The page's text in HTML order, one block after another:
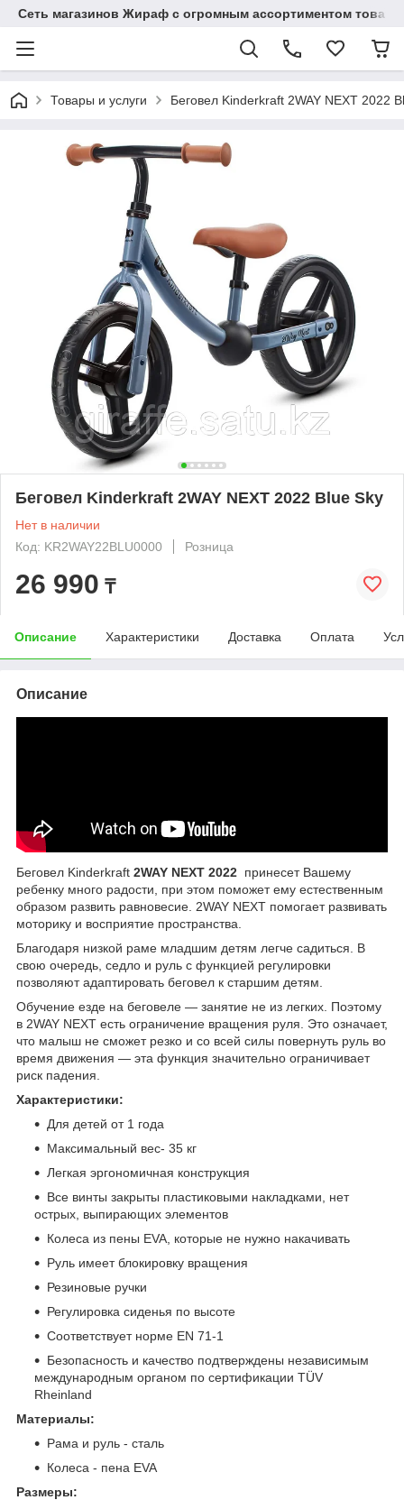
Сеть магазинов Жираф с огромным ассортиментом
Товары и услуги Беговел Kinderkraft 2WAY NEXT 2022
Беговел Kinderkraft 2WAY NEXT 2022 Blue Sky
Нет в наличии
Код: KR2WAY22BLU0000
Розница
26 990 ₸
Описание Характеристики Доставка Оплата
Описание
Беговел Kinderkraft 2WAY NEXT 2022 принесет Вашему
ребенку много радости, при этом поможет ему естественным
образом развить равновесие. 2WAY NEXT помогает развивать
моторику и восприятие пространства.
Благодаря низкой раме младшим детям легче садиться. В
свою очередь, седло и руль с функцией регулировки
позволяют адаптировать беговел к старшим детям.
Обучение езде на беговеле — занятие не из легких. Поэтому
в 2WAY NEXT есть ограничение вращения руля. Это означает,
что малыш не сможет резко и со всей силы повернуть руль во
время движения — эта функция значительно ограничивает
риск падения.
Характеристики:
Для детей от 1 года
Максимальный вес- 35 кг
Легкая эргономичная конструкция
Все винты закрыты пластиковыми накладками, нет
острых, выпирающих элементов
Колеса из пены EVA, которые не нужно накачивать
Руль имеет блокировку вращения
Резиновые ручки
Регулировка сиденья по высоте
Соответствует норме EN 71-1
Безопасность и качество подтверждены независимым
международным органом по сертификации TÜV
Rheinland
Материалы:
Рама и руль - сталь
Колеса - пена EVA
Размеры: